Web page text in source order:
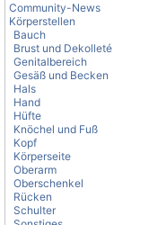
Community-News
Körperstellen
Bauch
Brust und Dekolleté
Genitalbereich
Gesäß und Becken
Hals
Hand
Hüfte
Knöchel und Fuß
Kopf
Körperseite
Oberarm
Oberschenkel
Rücken
Schulter